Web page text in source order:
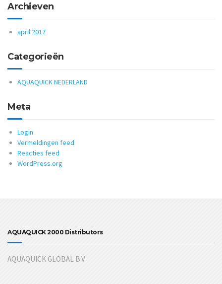
Archieven
april 2017
Categorieën
AQUAQUICK NEDERLAND
Meta
Login
Vermeldingen feed
Reacties feed
WordPress.org
AQUAQUICK 2000 Distributors
AQUAQUICK GLOBAL B.V